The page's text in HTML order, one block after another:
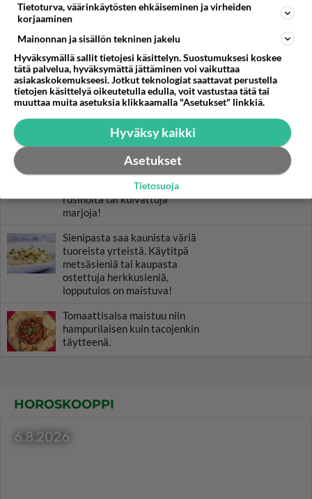
RESEPTIT
Kuivakakku on perinteikäs
Hyödynnä raparperisato ja
tee siitä mehua.
Kaurakeksit tai toiselta
nimeltään kauralastut on
super-helppo tehdä. Lisää
taikinan sekaan halutessasi
rusinoita tai kuivattuja
marjoja!
Sienipasta saa kaunista väriä
tuoreista yrteistä. Käytitpä
metsäsieniä tai kaupasta
ostettuja herkkusieniä,
lopputulos on maistuva!
Tomaattisalsa maistuu niin
hampurilaisen kuin tacojenkin
täytteenä.
HOROSKOOPPI
6.8.2026
Tietoturva, väärinkäytösten ehkäiseminen ja virheiden
korjaaminen
Mainonnan ja sisällön tekninen jakelu
Hyväksymällä sallit tietojesi käsittelyn. Suostumuksesi koskee
tätä palvelua, hyväksymättä jättäminen voi vaikuttaa
asiakaskokemukseesi. Jotkut teknologiat saattavat perustella
tietojen käsittelyä oikeutetulla edulla, voit vastustaa tätä tai
muuttaa muita asetuksia klikkaamalla "Asetukset" linkkiä.
Hyväksy kaikki
Asetukset
Tietosuoja